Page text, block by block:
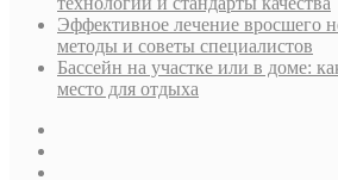
Эффективное лечение вросшего
методы и советы специалистов
Бассейн на участке или в доме:
место для отдыха